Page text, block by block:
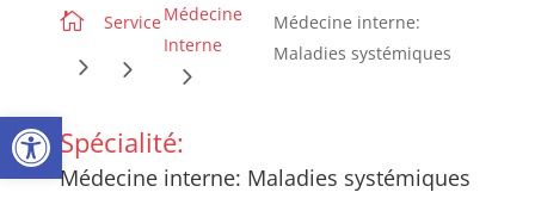
Open toolbar
 Service Médecine
Interne
Médecine interne:
Maladies systémiques
Spécialité:
Médecine interne: Maladies systémiques